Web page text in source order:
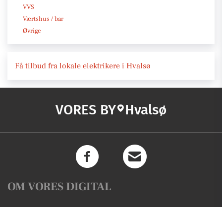
VVS
Værtshus / bar
Øvrige
Få tilbud fra lokale elektrikere i Hvalsø
VORES BY Hvalsø
OM VORES DIGITAL